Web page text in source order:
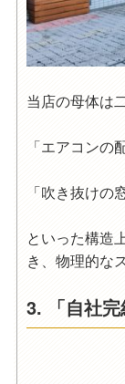
当店の母体は
「エアコンの
「吹き抜けの
といった構造
き、物理的な
3. 「自社